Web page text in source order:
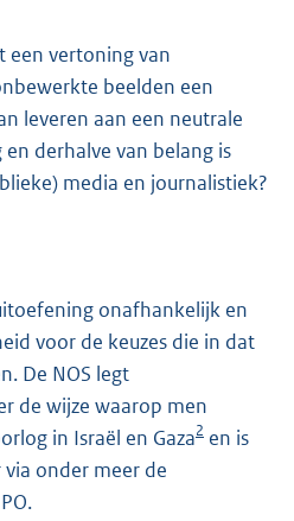
een vertoning van
beelden een
leveren aan een neutrale
derhalve van belang is
media en journalistiek?
onafhankelijk en
voor de keuzes die in dat
De NOS legt
de wijze waarop men
in Israël en Gaza2 en is
onder meer de